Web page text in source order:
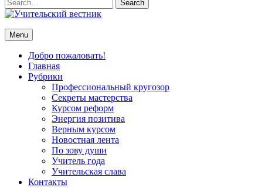
for:
Учительский вестник
Новости образования Республики Саха (Якутия)
Menu
Добро пожаловать!
Главная
Рубрики
Профессиональный кругозор
Секреты мастерства
Курсом реформ
Энергия позитива
Верным курсом
Новостная лента
По зову души
Учитель года
Учительская слава
Контакты